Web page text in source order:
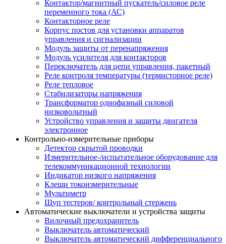
Контактор/магнитный пускатель/силовое реле
переменного тока (АС)
Контакторное реле
Корпус постов для установки аппаратов
управления и сигнализации
Модуль защиты от перенапряжения
Модуль усилителя для контакторов
Переключатель для цепи управления, пакетный
Реле контроля температуры (термисторное реле)
Реле тепловое
Стабилизаторы напряжения
Трансформатор однофазный силовой
низковольтный
Устройство управления и защиты двигателя
электронное
Контрольно-измерительные приборы
Детектор скрытой проводки
Измерительное-/испытательное оборудование для
телекоммуникационной технологии
Индикатор низкого напряжения
Клещи токоизмерительные
Мультиметр
Щуп тестеров/ контрольный стержень
Автоматические выключатели и устройства защиты
Вилочный предохранитель
Выключатель автоматический
Выключатель автоматический дифференциального